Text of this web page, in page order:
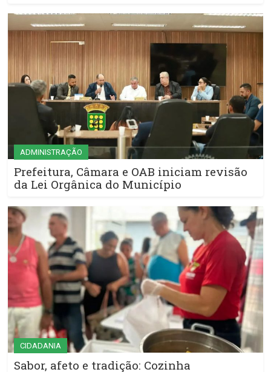
ADMINISTRAÇÃO
Prefeitura, Câmara e OAB iniciam revisão
da Lei Orgânica do Município
CIDADANIA
Sabor, afeto e tradição: Cozinha